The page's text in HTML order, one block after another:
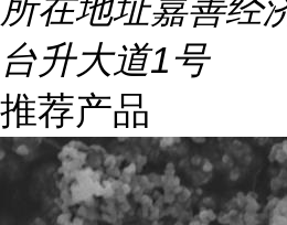
所在地址嘉善经
台升大道1号
推荐产品